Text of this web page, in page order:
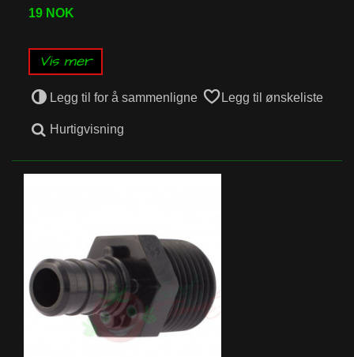
19 NOK
Vis mer
Legg til for å sammenligne Legg til ønskeliste
Hurtigvisning